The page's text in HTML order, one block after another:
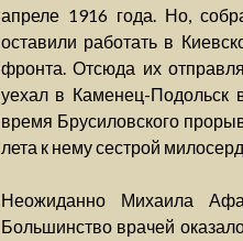
апреле 1916 года. Но,
оставили работать в
фронта. Отсюда их
уехал в Каменец-Подольск
время Брусиловского
лета к нему сестрой
Неожиданно Михаила
Большинство врачей